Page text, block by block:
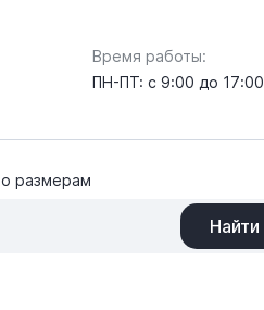
Время работы:
ПН-ПТ: с 9:00 до 17:00
размерам
Найти